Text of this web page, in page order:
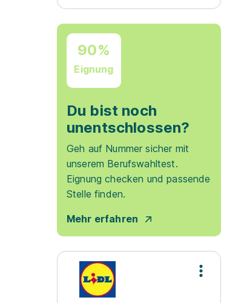
90%
Eignung
Du bist noch
unentschlossen?
Geh auf Nummer sicher mit
unserem Berufswahltest.
Eignung checken und passende
Stelle finden.
Mehr erfahren